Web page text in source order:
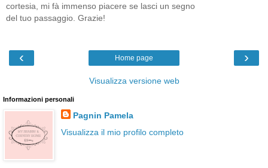
cortesia, mi fà immenso piacere se lasci un segno
del tuo passaggio. Grazie!
‹ ›
Home page
Visualizza versione web
Informazioni personali
Pagnin Pamela
Visualizza il mio profilo completo